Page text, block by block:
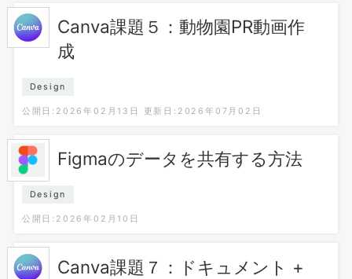
Canva課題５：動物園PR動画作
成
Design
公開日:2026年02月13日 更新日:2026年07月02日
Figmaのデータを共有する方法
Design
公開日:2026年02月10日
Canva課題７：ドキュメント +